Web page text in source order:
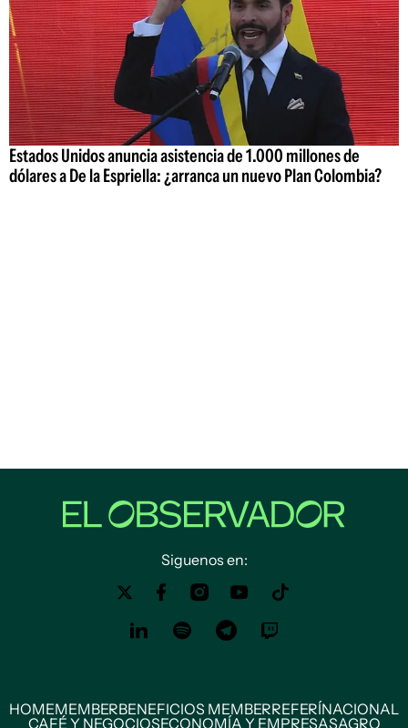
Estados Unidos anuncia asistencia de 1.000 millones de
dólares a De la Espriella: ¿arranca un nuevo Plan Colombia?
Siguenos en:
HOMEMEMBERBENEFICIOS MEMBERREFERÍNACIONAL
CAFÉ Y NEGOCIOSECONOMÍA Y EMPRESASAGRO